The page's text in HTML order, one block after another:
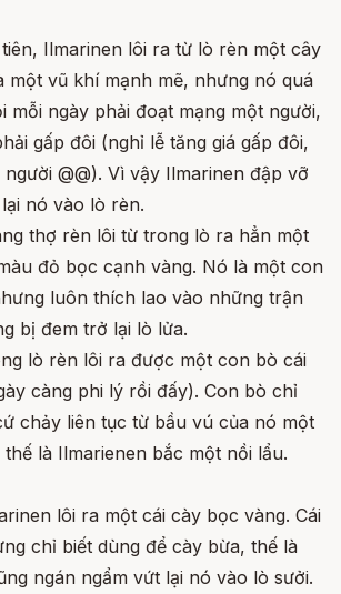
Ilmarinen lôi ra từ lò rèn một cây
một vũ khí mạnh mẽ, nhưng nó quá
mỗi ngày phải đoạt mạng một người,
gấp đôi (nghỉ lễ tăng giá gấp đôi,
@@). Vì vậy Ilmarinen đập vỡ
nó vào lò rèn.
thợ rèn lôi từ trong lò ra hẳn một
đỏ bọc cạnh vàng. Nó là một con
luôn thích lao vào những trận
bị đem trở lại lò lửa.
lò rèn lôi ra được một con bò cái
càng phi lý rồi đấy). Con bò chỉ
chảy liên tục từ bầu vú của nó một
là Ilmarienen bắc một nồi lẩu.
lôi ra một cái cày bọc vàng. Cái
chỉ biết dùng để cày bừa, thế là
ngán ngẩm vứt lại nó vào lò sưởi.